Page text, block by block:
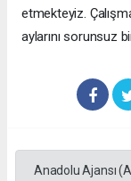
etmekteyiz.
aylarını sorunsuz
Anadolu Ajansı